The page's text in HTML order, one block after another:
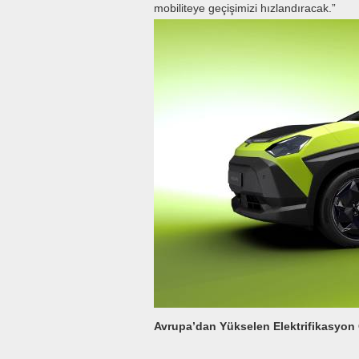
mobiliteye geçişimizi hızlandıracak.”
Avrupa’dan Yükselen Elektrifikasyon